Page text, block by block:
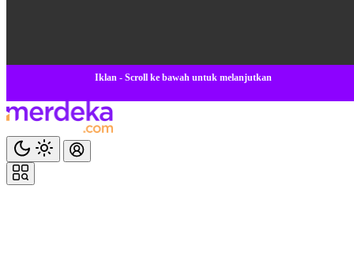
Iklan - Scroll ke bawah untuk melanjutkan